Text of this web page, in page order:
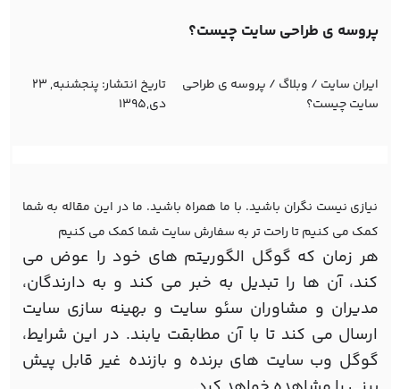
پروسه ی طراحی سایت چیست؟
ایران سایت / وبلاگ / پروسه ی طراحی
سایت چیست؟
تاریخ انتشار:
پنجشنبه, 23
دی,1395
نیازی نیست نگران باشید. با ما همراه باشید. ما در این مقاله به شما
کمک می کنیم تا راحت تر به سفارش سایت شما کمک می کنیم
هر زمان که گوگل الگوریتم های خود را عوض می
کند، آن ها را تبدیل به خبر می کند و به دارندگان،
مدیران و مشاوران سئو سایت و بهینه سازی سایت
ارسال می کند تا با آن مطابقت یابند. در این شرایط،
گوگل وب سایت های برنده و بازنده غیر قابل پیش